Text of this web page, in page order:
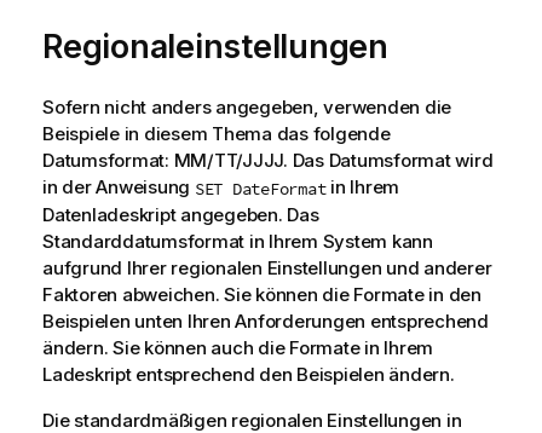
Regionaleinstellungen
Sofern nicht anders angegeben, verwenden die
Beispiele in diesem Thema das folgende
Datumsformat: MM/TT/JJJJ. Das Datumsformat wird
in der Anweisung SET DateFormatin Ihrem
Datenladeskript angegeben. Das
Standarddatumsformat in Ihrem System kann
aufgrund Ihrer regionalen Einstellungen und anderer
Faktoren abweichen. Sie können die Formate in den
Beispielen unten Ihren Anforderungen entsprechend
ändern. Sie können auch die Formate in Ihrem
Ladeskript entsprechend den Beispielen ändern.
Die standardmäßigen regionalen Einstellungen in